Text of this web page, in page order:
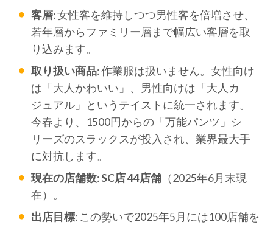
客層: 女性客を維持しつつ男性客を倍増させ、
若年層からファミリー層まで幅広い客層を取
り込みます。
取り扱い商品: 作業服は扱いません。女性向け
は「大人かわいい」、男性向けは「大人カ
ジュアル」というテイストに統一されます。
今春より、1500円からの「万能パンツ」シ
リーズのスラックスが投入され、業界最大手
に対抗します。
現在の店舗数:SC店 44店舗（2025年6月末現
在）。
出店目標: この勢いで2025年5月には100店舗を